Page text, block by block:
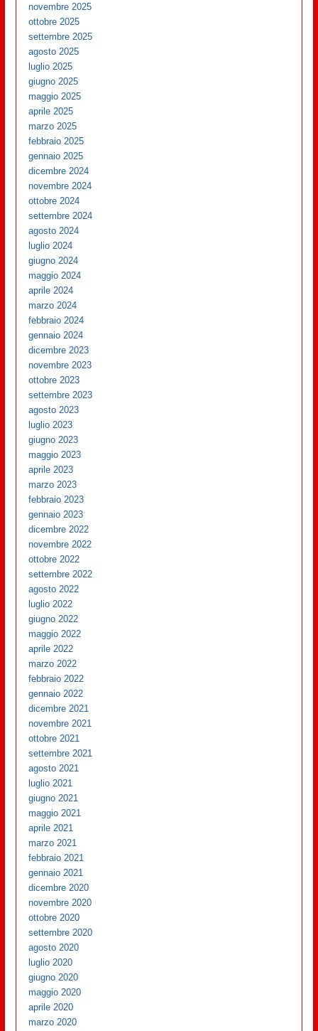
novembre 2025
ottobre 2025
settembre 2025
agosto 2025
luglio 2025
giugno 2025
maggio 2025
aprile 2025
marzo 2025
febbraio 2025
gennaio 2025
dicembre 2024
novembre 2024
ottobre 2024
settembre 2024
agosto 2024
luglio 2024
giugno 2024
maggio 2024
aprile 2024
marzo 2024
febbraio 2024
gennaio 2024
dicembre 2023
novembre 2023
ottobre 2023
settembre 2023
agosto 2023
luglio 2023
giugno 2023
maggio 2023
aprile 2023
marzo 2023
febbraio 2023
gennaio 2023
dicembre 2022
novembre 2022
ottobre 2022
settembre 2022
agosto 2022
luglio 2022
giugno 2022
maggio 2022
aprile 2022
marzo 2022
febbraio 2022
gennaio 2022
dicembre 2021
novembre 2021
ottobre 2021
settembre 2021
agosto 2021
luglio 2021
giugno 2021
maggio 2021
aprile 2021
marzo 2021
febbraio 2021
gennaio 2021
dicembre 2020
novembre 2020
ottobre 2020
settembre 2020
agosto 2020
luglio 2020
giugno 2020
maggio 2020
aprile 2020
marzo 2020